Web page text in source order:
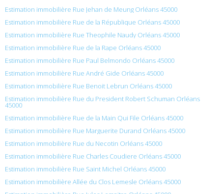
Estimation immobilière Rue Jehan de Meung Orléans 45000
Estimation immobilière Rue de la République Orléans 45000
Estimation immobilière Rue Theophile Naudy Orléans 45000
Estimation immobilière Rue de la Rape Orléans 45000
Estimation immobilière Rue Paul Belmondo Orléans 45000
Estimation immobilière Rue André Gide Orléans 45000
Estimation immobilière Rue Benoit Lebrun Orléans 45000
Estimation immobilière Rue du President Robert Schuman Orléans
45000
Estimation immobilière Rue de la Main Qui File Orléans 45000
Estimation immobilière Rue Marguerite Durand Orléans 45000
Estimation immobilière Rue du Necotin Orléans 45000
Estimation immobilière Rue Charles Coudiere Orléans 45000
Estimation immobilière Rue Saint Michel Orléans 45000
Estimation immobilière Allée du Clos Lemesle Orléans 45000